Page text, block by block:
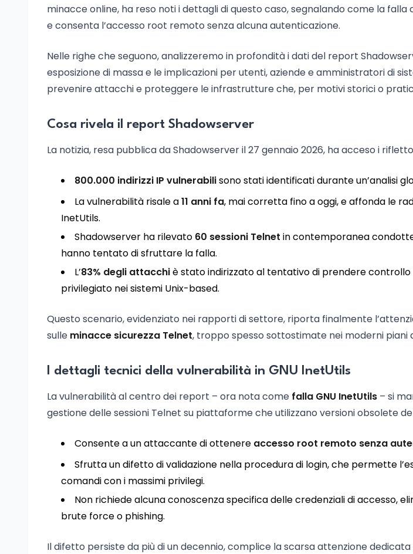
minacce online, ha reso noti i dettagli di questo caso, segnalando come la falla
e consenta l’accesso root remoto senza alcuna autenticazione.
Nelle righe che seguono, analizzeremo in profondità i dati del report
esposizione di massa e le implicazioni per utenti, aziende e amministratori di
prevenire attacchi e proteggere le infrastrutture che, per motivi storici o
Cosa rivela il report Shadowserver
La notizia, resa pubblica da Shadowserver il 27 gennaio 2026, ha acceso i
800.000 indirizzi IP vulnerabilisono stati identificati durante un’analisi
La vulnerabilità risale a11 anni fa, mai corretta fino a oggi, e affonda le
InetUtils.
Shadowserver ha rilevato 60 sessioni Telnet in contemporanea
hanno tentato di sfruttare la falla.
L’83% degli attacchiè stato indirizzato al tentativo di prendere controllo
privilegiato nei sistemi Unix-based.
Questo scenario, evidenziato nei rapporti di settore, riporta finalmente
sulle minacce sicurezza Telnet, troppo spesso sottostimate nei moderni piani
I dettagli tecnici della vulnerabilità in GNU InetUtils
La vulnerabilità al centro dei report – ora nota come falla GNU InetUtils – si
gestione delle sessioni Telnet su piattaforme che utilizzano versioni obsolete
Consente a un attaccante di ottenere accesso root remoto senza
Sfrutta un difetto di validazione nella procedura di login, che permette
comandi con i massimi privilegi.
Non richiede alcuna conoscenza specifica delle credenziali di accesso,
brute force o phishing.
Il difetto persiste da più di un decennio, complice la scarsa attenzione